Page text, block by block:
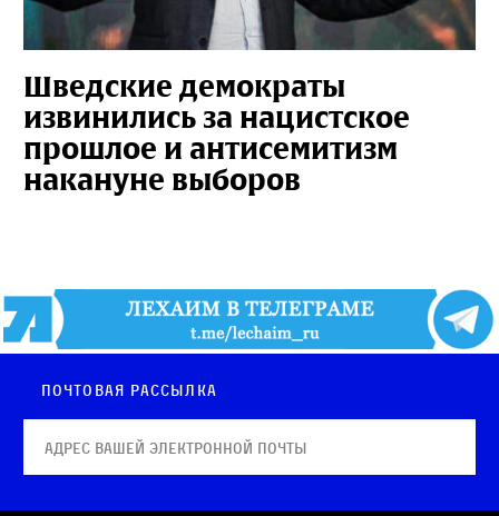
Шведские демократы
извинились за нацистское
прошлое и антисемитизм
накануне выборов
Почтовая рассылка